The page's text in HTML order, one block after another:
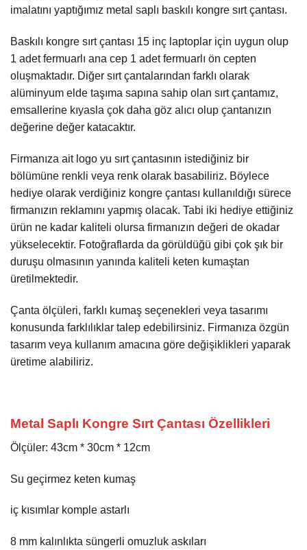
imalatını yaptığımız metal saplı baskılı kongre sırt çantası.
Baskılı kongre sırt çantası 15 inç laptoplar için uygun olup
1 adet fermuarlı ana cep 1 adet fermuarlı ön cepten
oluşmaktadır. Diğer sırt çantalarından farklı olarak
alüminyum elde taşıma sapına sahip olan sırt çantamız,
emsallerine kıyasla çok daha göz alıcı olup çantanızın
değerine değer katacaktır.
Firmanıza ait logo yu sırt çantasının istediğiniz bir
bölümüne renkli veya renk olarak basabiliriz. Böylece
hediye olarak verdiğiniz kongre çantası kullanıldığı sürece
firmanızın reklamını yapmış olacak. Tabi iki hediye ettiğiniz
ürün ne kadar kaliteli olursa firmanızın değeri de okadar
yükselecektir. Fotoğraflarda da görüldüğü gibi çok şık bir
duruşu olmasının yanında kaliteli keten kumaştan
üretilmektedir.
Çanta ölçüleri, farklı kumaş seçenekleri veya tasarımı
konusunda farklılıklar talep edebilirsiniz. Firmanıza özgün
tasarım veya kullanım amacına göre değişiklikleri yaparak
üretime alabiliriz.
Metal Saplı Kongre Sırt Çantası Özellikleri
Ölçüler: 43cm * 30cm * 12cm
Su geçirmez keten kumaş
iç kısımlar komple astarlı
8 mm kalınlıkta süngerli omuzluk askıları